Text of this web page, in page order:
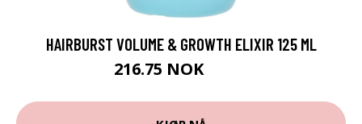
HAIRBURST VOLUME & GROWTH ELIXIR 125 ML
216.75 NOK